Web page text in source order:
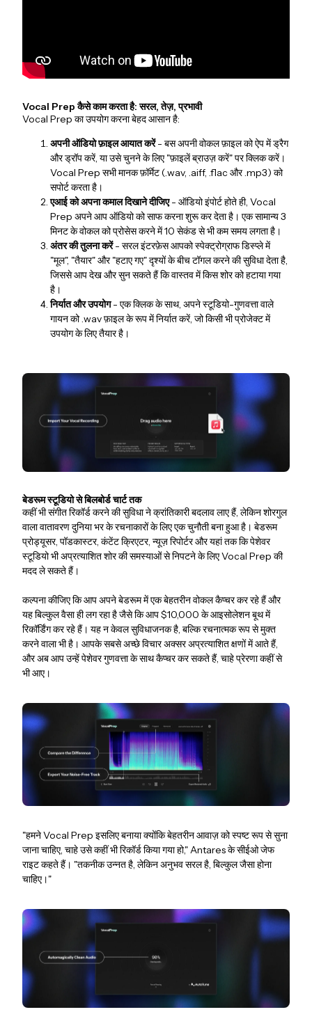
Vocal Prep कैसे काम करता है: सरल, तेज़, प्रभावी
Vocal Prep का उपयोग करना बेहद आसान है:
अपनी ऑडियो फ़ाइल आयात करें- बस अपनी वोकल फ़ाइल को ऐप में ड्रैग
और ड्रॉप करें, या उसे चुनने के लिए "फ़ाइलें ब्राउज़ करें" पर क्लिक करें।
Vocal Prep सभी मानक फ़ॉर्मेट (.wav, .aiff, .flac और .mp3) को
सपोर्ट करता है।
एआई को अपना कमाल दिखाने दीजिए- ऑडियो इंपोर्ट होते ही, Vocal
Prep अपने आप ऑडियो को साफ करना शुरू कर देता है। एक सामान्य 3
मिनट के वोकल को प्रोसेस करने में 10 सेकंड से भी कम समय लगता है।
अंतर की तुलना करें- सरल इंटरफ़ेस आपको स्पेक्ट्रोग्राफ डिस्प्ले में
"मूल", "तैयार" और "हटाए गए" दृश्यों के बीच टॉगल करने की सुविधा देता है,
जिससे आप देख और सुन सकते हैं कि वास्तव में किस शोर को हटाया गया
है।
निर्यात और उपयोग- एक क्लिक के साथ, अपने स्टूडियो-गुणवत्ता वाले
गायन को .wav फ़ाइल के रूप में निर्यात करें, जो किसी भी प्रोजेक्ट में
उपयोग के लिए तैयार है।
बेडरूम स्टूडियो से बिलबोर्ड चार्ट तक
कहीं भी संगीत रिकॉर्ड करने की सुविधा ने क्रांतिकारी बदलाव लाए हैं, लेकिन शोरगुल
वाला वातावरण दुनिया भर के रचनाकारों के लिए एक चुनौती बना हुआ है। बेडरूम
प्रोड्यूसर, पॉडकास्टर, कंटेंट क्रिएटर, न्यूज़ रिपोर्टर और यहां तक ​​कि पेशेवर
स्टूडियो भी अप्रत्याशित शोर की समस्याओं से निपटने के लिए Vocal Prep की
मदद ले सकते हैं।
कल्पना कीजिए कि आप अपने बेडरूम में एक बेहतरीन वोकल कैप्चर कर रहे हैं और
यह बिल्कुल वैसा ही लग रहा है जैसे कि आप $10,000 के आइसोलेशन बूथ में
रिकॉर्डिंग कर रहे हैं। यह न केवल सुविधाजनक है, बल्कि रचनात्मक रूप से मुक्त
करने वाला भी है। आपके सबसे अच्छे विचार अक्सर अप्रत्याशित क्षणों में आते हैं,
और अब आप उन्हें पेशेवर गुणवत्ता के साथ कैप्चर कर सकते हैं, चाहे प्रेरणा कहीं से
भी आए।
"हमने Vocal Prep इसलिए बनाया क्योंकि बेहतरीन आवाज़ को स्पष्ट रूप से सुना
जाना चाहिए, चाहे उसे कहीं भी रिकॉर्ड किया गया हो," Antares के सीईओ जेफ
राइट कहते हैं। "तकनीक उन्नत है, लेकिन अनुभव सरल है, बिल्कुल जैसा होना
चाहिए।"